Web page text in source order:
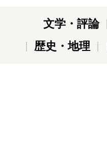
文学・評論
歴史・地理